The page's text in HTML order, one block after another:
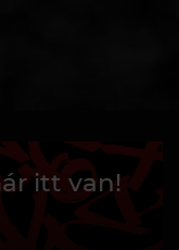
itt van!